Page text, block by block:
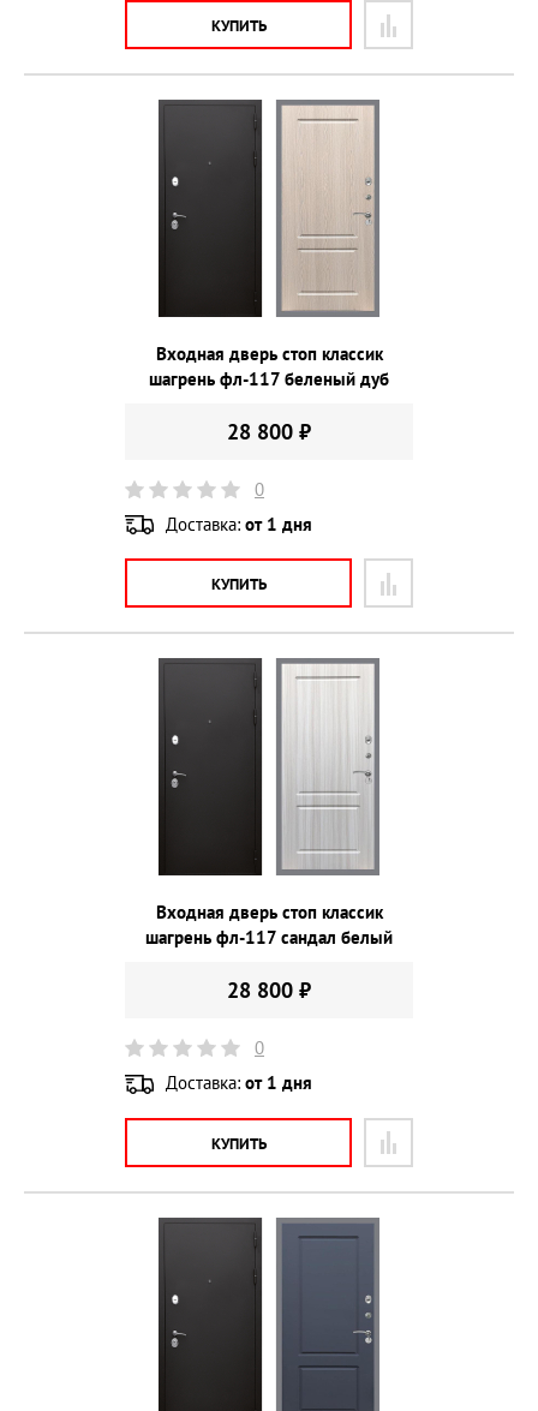
КУПИТЬ
Входная дверь стоп классик
шагрень фл-117 беленый дуб
28 800 ₽
0
Доставка: от 1 дня
КУПИТЬ
Входная дверь стоп классик
шагрень фл-117 сандал белый
28 800 ₽
0
Доставка: от 1 дня
КУПИТЬ